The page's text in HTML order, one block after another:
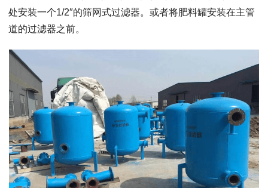
处安装一个1/2″的筛网式过滤器。或者将肥料罐安装在主管
道的过滤器之前。